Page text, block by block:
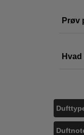
Prøv